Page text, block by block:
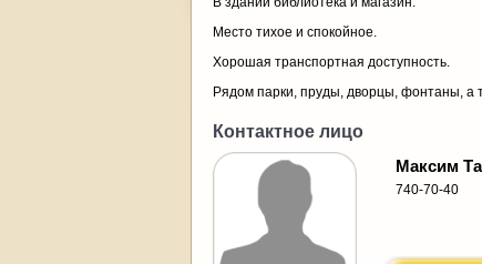
Место тихое и спокойное.
Хорошая транспортная доступность.
Рядом парки, пруды, дворцы, фонтаны, а
Контактное лицо
Максим
740-70-40